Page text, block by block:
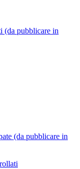
(da pubblicare in
(da pubblicare in